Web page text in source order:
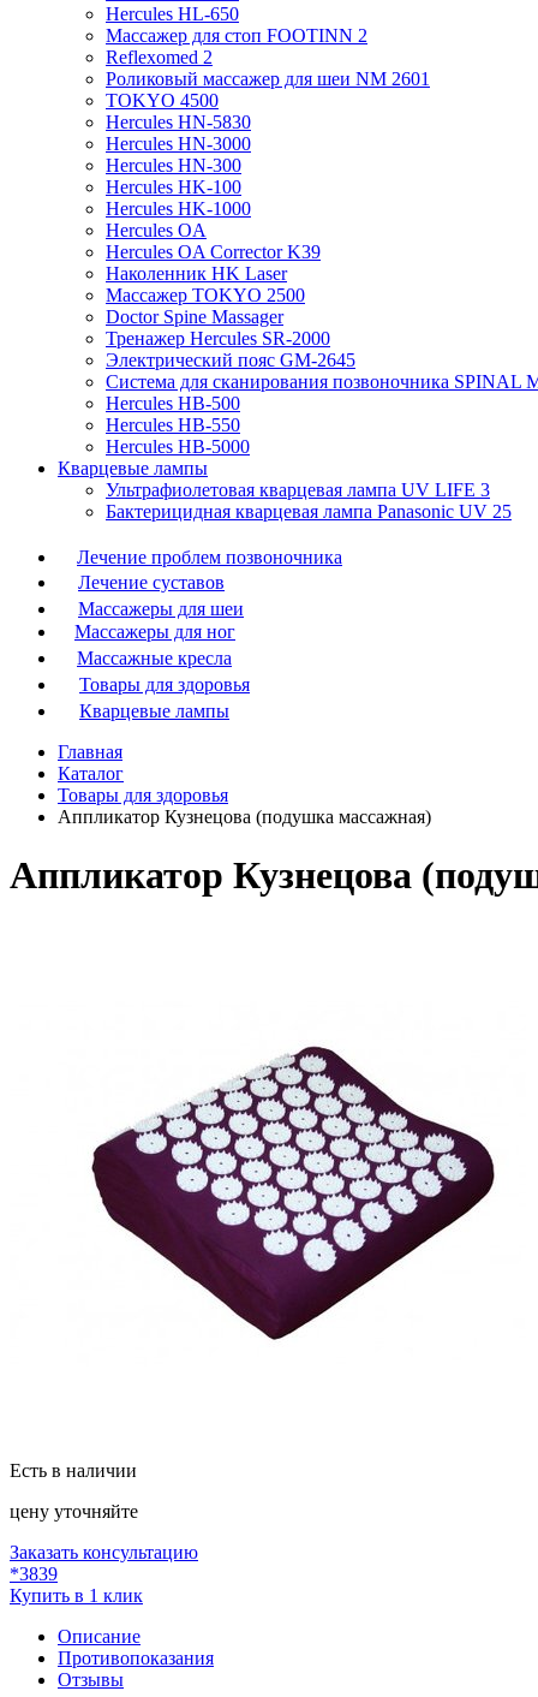
Hercules HL-650
Массажер для стоп FOOTINN 2
Reflexomed 2
Роликовый массажер для шеи NM 2601
TOKYO 4500
Hercules HN-5830
Hercules HN-3000
Hercules HN-300
Hercules HK-100
Hercules HK-1000
Hercules OA
Hercules OA Corrector K39
Наколенник HK Laser
Массажер TOKYO 2500
Doctor Spine Massager
Тренажер Hercules SR-2000
Электрический пояс GM-2645
Система для сканирования позвоночника SPINAL
Hercules HB-500
Hercules HB-550
Hercules HB-5000
Кварцевые лампы
Ультрафиолетовая кварцевая лампа UV LIFE 3
Бактерицидная кварцевая лампа Panasonic UV 25
Лечение проблем позвоночника
Лечение суставов
Массажеры для шеи
Массажеры для ног
Массажные кресла
Товары для здоровья
Кварцевые лампы
Главная
Каталог
Товары для здоровья
Аппликатор Кузнецова (подушка массажная)
Аппликатор Кузнецова
Есть в наличии
цену уточняйте
Заказать консультацию
*3839
Купить в 1 клик
Описание
Противопоказания
Отзывы